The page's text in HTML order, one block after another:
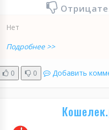
Нет
Подробнее >>
0 0 Добавить